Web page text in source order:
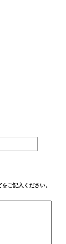
ご記入ください。